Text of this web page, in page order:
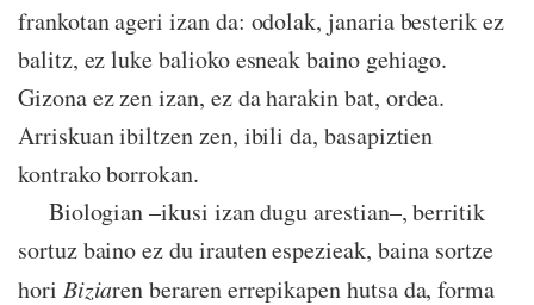
frankotan ageri izan da: odolak, janaria besterik ez
balitz, ez luke balioko esneak baino gehiago.
Gizona ez zen izan, ez da harakin bat, ordea.
Arriskuan ibiltzen zen, ibili da, basapiztien
kontrako borrokan.
Biologian –ikusi izan dugu arestian–, berritik
sortuz baino ez du irauten espezieak, baina sortze
hori Biziaren beraren errepikapen hutsa da, forma